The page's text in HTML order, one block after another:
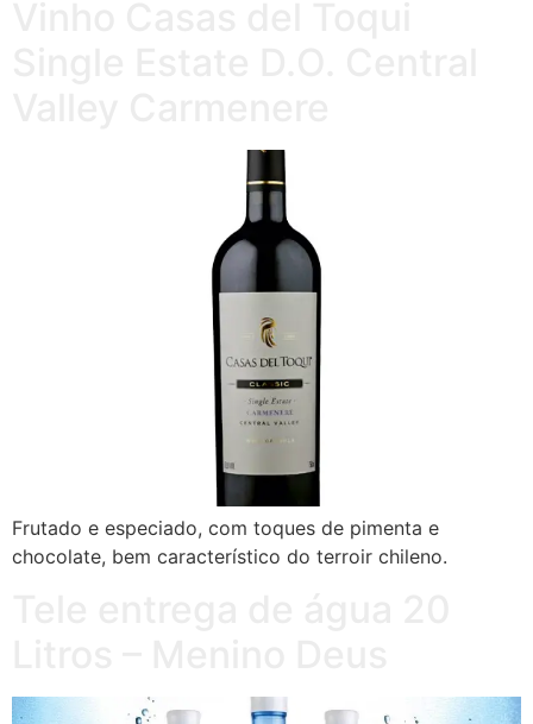
Frutado e especiado, com toques de pimenta e
chocolate, bem característico do terroir chileno.